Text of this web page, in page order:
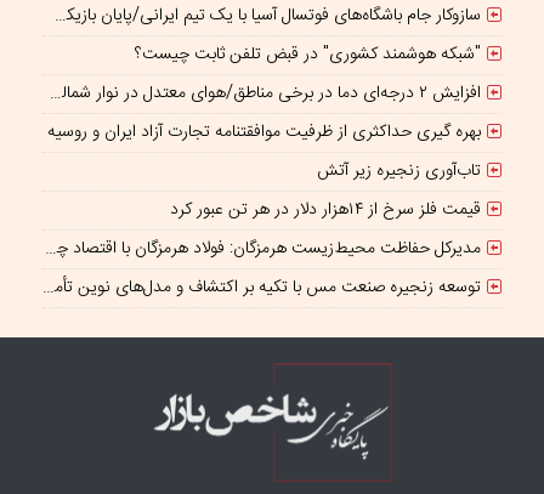
سازوکار جام باشگاه‌های فوتسال آسیا با یک تیم ایرانی/پایان بازیکن قرضی؟
"شبکه هوشمند کشوری" در قبض تلفن ثابت چیست؟
افزایش ۲ درجه‌ای دما در برخی مناطق/هوای معتدل در نوار شمالی ایران
بهره گیری حداکثری از ظرفیت موافقتنامه تجارت آزاد ایران و روسیه
تاب‌آوری زنجیره زیر آتش
قیمت فلز سرخ از ۱۴هزار دلار در هر تن عبور کرد
مدیرکل حفاظت محیط‌زیست هرمزگان: فولاد هرمزگان با اقتصاد چرخشی، نگاه تازه‌ای به توسعه صنعت فولاد ارائه کرده است
توسعه زنجیره صنعت مس با تکیه بر اکتشاف و مدل‌های نوین تأمین مالی شتاب می‌گیرد